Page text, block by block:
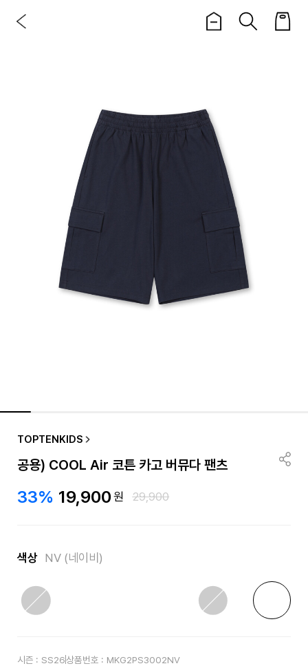
TOPTENKIDS
공용) COOL Air 코튼 카고 버뮤다 팬츠
33% 19,900원 29,900
색상 NV (네이비)
시즌 : SS26상품번호 : MKG2PS3002NV